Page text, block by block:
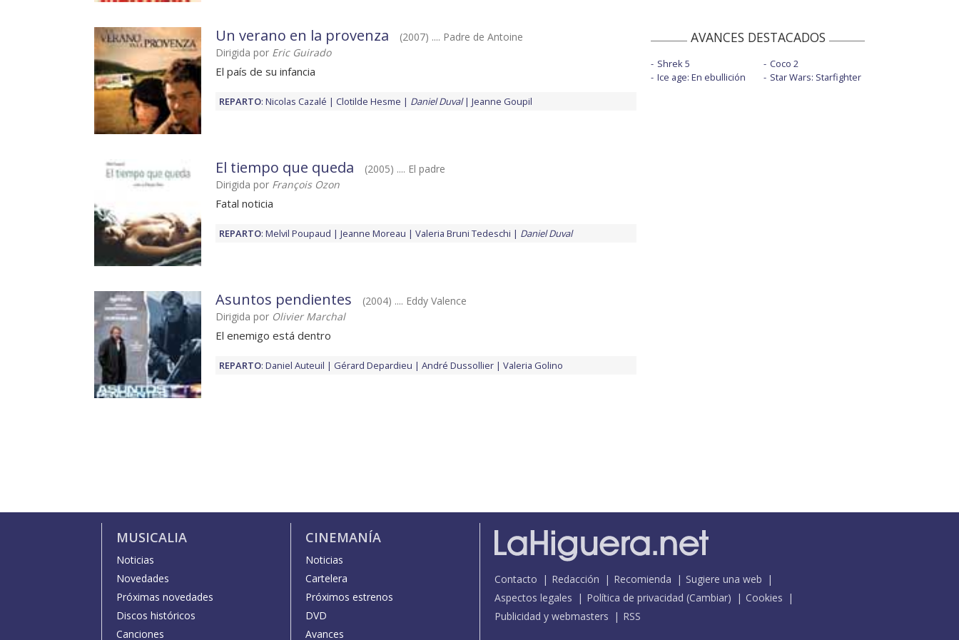
Un verano en la provenza
(2007) .... Padre de Antoine
Dirigida por Eric Guirado
El país de su infancia
REPARTO: Nicolas Cazalé Clotilde Hesme Daniel Duval Jeanne Goupil
El tiempo que queda
(2005) .... El padre
Dirigida por François Ozon
Fatal noticia
REPARTO: Melvil Poupaud Jeanne Moreau Valeria Bruni Tedeschi Daniel Duval
Asuntos pendientes
(2004) .... Eddy Valence
Dirigida por Olivier Marchal
El enemigo está dentro
REPARTO: Daniel Auteuil Gérard Depardieu André Dussollier Valeria Golino
AVANCES DESTACADOS
Shrek 5
Ice age: En ebullición
Coco 2
Star Wars: Starfighter
MUSICALIA
Noticias
Novedades
Próximas novedades
Discos históricos
Canciones
CINEMANÍA
Noticias
Cartelera
Próximos estrenos
DVD
Avances
Contacto Redacción Recomienda
Sugiere una web
Aspectos legales
Política de privacidad (Cambiar)
Cookies
Publicidad y webmasters
RSS